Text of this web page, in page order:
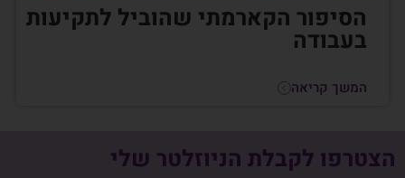
הסיפור הקארמתי שהוביל לתקיעות
בעבודה
המשך קריאה
הצטרפו לקבלת הניוזלטר שלי